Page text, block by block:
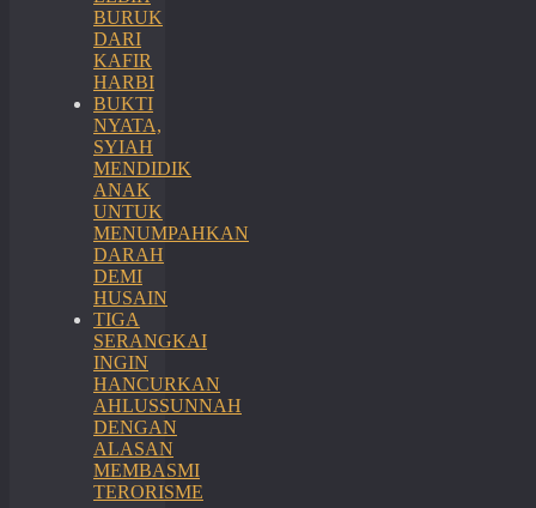
BURUK
DARI
KAFIR
HARBI
BUKTI
NYATA,
SYIAH
MENDIDIK
ANAK
UNTUK
MENUMPAHKAN
DARAH
DEMI
HUSAIN
TIGA
SERANGKAI
INGIN
HANCURKAN
AHLUSSUNNAH
DENGAN
ALASAN
MEMBASMI
TERORISME